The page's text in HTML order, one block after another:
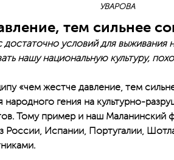
УВАРОВА
тем сильнее
достаточно условий для выживания
нашу национальную культуру,
«чем жестче давление, тем
народного гения на культурно-
Тому пример и наш Маланинский
России, Испании, Португалии,